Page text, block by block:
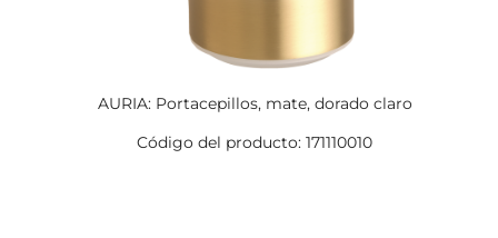
AURIA: Portacepillos, mate, dorado claro
Código del producto: 171110010